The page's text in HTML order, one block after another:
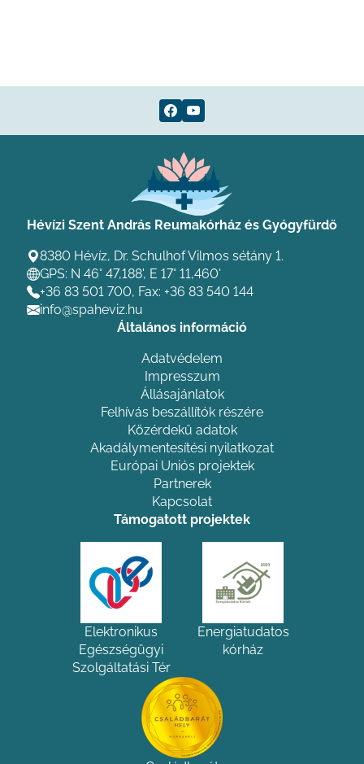
Hévízi Szent András Reumakórház és Gyógyfürdő
8380 Hévíz, Dr. Schulhof Vilmos sétány 1.
GPS: N 46° 47,188', E 17° 11,460'
+36 83 501 700, Fax: +36 83 540 144
info@spaheviz.hu
Általános információ
Adatvédelem
Impresszum
Állásajánlatok
Felhívás beszállítók részére
Közérdekű adatok
Akadálymentesítési nyilatkozat
Európai Uniós projektek
Partnerek
Kapcsolat
Támogatott projektek
Elektronikus
Egészségügyi
Szolgáltatási Tér
Energiatudatos
kórház